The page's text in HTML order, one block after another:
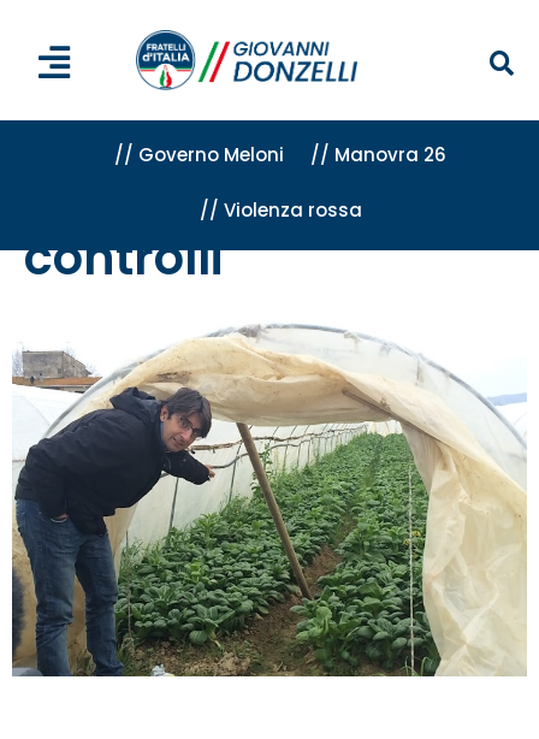
// Governo Meloni // Manovra 26
// Violenza rossa
controlli